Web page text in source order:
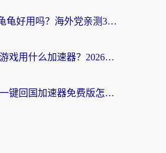
雷神手游和hi龟龟好用吗？海外党亲测3款回国加速器，教你选对国外到国内加速器
在法国玩国内游戏用什么加速器？2026实测解决延迟卡顿的实用指南
海外党别愁！一键回国加速器免费版怎么选？从踩坑到流畅访问的全攻略